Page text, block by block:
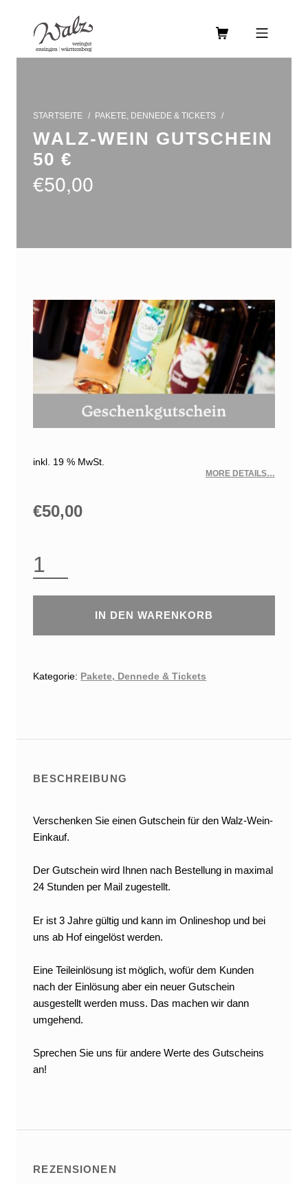
WEINGUT WALZ
STARTSEITE / PAKETE, DENNEDE & TICKETS /
WALZ-WEIN GUTSCHEIN
50 €
€50,00
inkl. 19 % MwSt.
MORE DETAILS…
€50,00
IN DEN WARENKORB
Kategorie: Pakete, Dennede & Tickets
BESCHREIBUNG
Verschenken Sie einen Gutschein für den Walz-Wein-
Einkauf.
Der Gutschein wird Ihnen nach Bestellung in maximal
24 Stunden per Mail zugestellt.
Er ist 3 Jahre gültig und kann im Onlineshop und bei
uns ab Hof eingelöst werden.
Eine Teileinlösung ist möglich, wofür dem Kunden
nach der Einlösung aber ein neuer Gutschein
ausgestellt werden muss. Das machen wir dann
umgehend.
Sprechen Sie uns für andere Werte des Gutscheins
an!
REZENSIONEN